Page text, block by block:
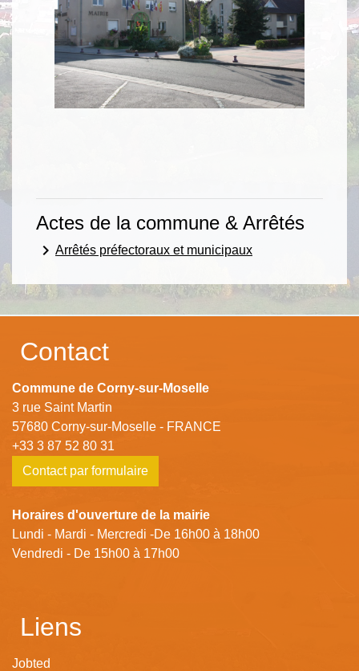
Actes de la commune & Arrêtés
keyboard_arrow_right Arrêtés préfectoraux et municipaux
Contact
Commune de Corny-sur-Moselle
3 rue Saint Martin
57680 Corny-sur-Moselle - FRANCE
+33 3 87 52 80 31
Contact par formulaire
Horaires d'ouverture de la mairie
Lundi - Mardi - Mercredi -De 16h00 à 18h00
Vendredi - De 15h00 à 17h00
Liens
Jobted